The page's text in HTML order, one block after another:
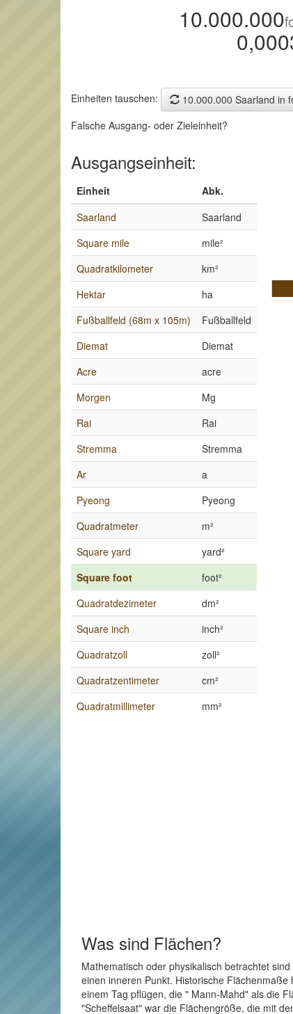
10.000.000
Einheiten tauschen:
10.000.000 Saarland in
Falsche Ausgang- oder Zieleinheit?
Ausgangseinheit:
Einheit
Abk.
Saarland
Saarland
Square mile
mile²
Quadratkilometer
km²
Hektar
ha
Fußballfeld (68m x 105m)
Fußballfeld
Diemat
Diemat
Acre
acre
Morgen
Mg
Rai
Rai
Stremma
Stremma
Ar
a
Pyeong
Pyeong
Quadratmeter
m²
Square yard
yard²
Square foot
foot²
Quadratdezimeter
dm²
Square inch
inch²
Quadratzoll
zoll²
Quadratzentimeter
cm²
Quadratmillimeter
mm²
Was sind Flächen?
Mathematisch oder physikalisch betrachtet
einen inneren Punkt. Historische
einem Tag pflügen, die " Mann-Mahd" als die
"Scheffelsaat" war die Flächengröße, die mit